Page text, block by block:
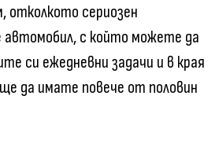
отколкото сериозен
с който можете да
си ежедневни задачи и в края
да имате повече от половин